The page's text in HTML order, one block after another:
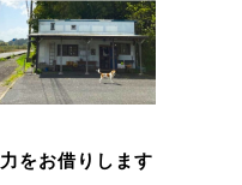
をお借りします